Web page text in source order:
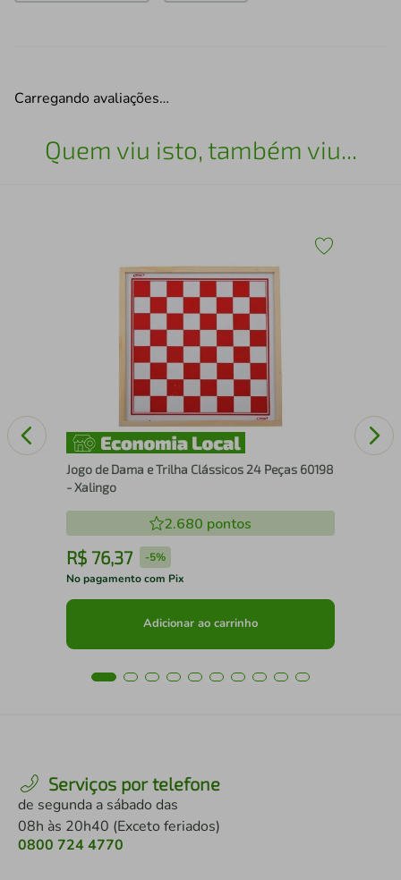
Carregando avaliações…
Quem viu isto, também viu...
Jogo de Dama e Trilha Clássicos 24 Peças 60198
- Xalingo
2.680 pontos
R$ 76,37 -5%
No pagamento com Pix
Adicionar ao carrinho
Serviços por telefone
de segunda a sábado das
08h às 20h40 (Exceto feriados)
0800 724 4770